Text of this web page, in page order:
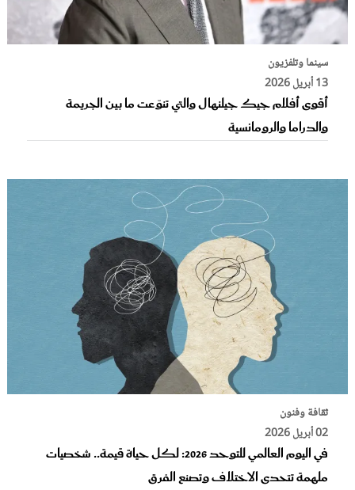
سينما وتلفزيون
13 أبريل 2026
أقوى أفلام جيك جيلنهال والتي تنوّعت ما بين الجريمة
والدراما والرومانسية
ثقافة وفنون
02 أبريل 2026
في اليوم العالمي للتوحد 2026: لكل حياة قيمة.. شخصيات
ملهمة تتحدى الاختلاف وتصنع الفرق